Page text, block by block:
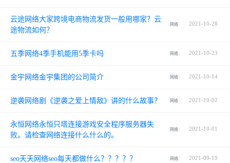
云途网络大家跨境电商物流发货一般用哪家？云
途物流如何？
网络 2021-10-28
五季网络4季手机能用5季卡吗 网络 2021-10-23
金宇网络金宇集团的公司简介 网络 2021-10-14
逆袭网络剧《逆袭之爱上情敌》讲的什么故事？ 网络 2021-10-02
永恒网络永恒只塔连接游戏安全程序服务器失
败。请检查网络连接什么什么的。
网络 2021-10-01
seo天天网络seo每天都做什么？？？？？ 网络 2021-09-19